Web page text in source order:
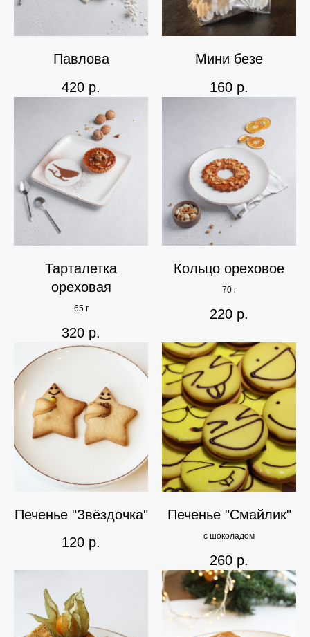
Павлова
420 р.
Мини безе
160 р.
Тарталетка
ореховая
65 г
320 р.
Кольцо ореховое
70 г
220 р.
Печенье "Звёздочка"
120 р.
Печенье "Смайлик"
с шоколадом
260 р.